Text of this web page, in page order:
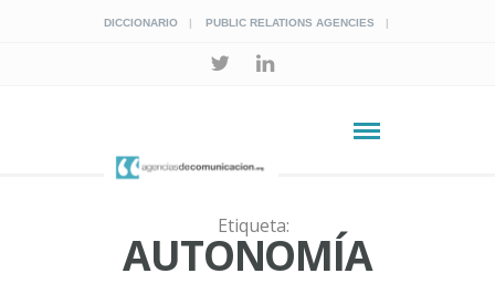
DICCIONARIO PUBLIC RELATIONS AGENCIES
Etiqueta:
AUTONOMÍA